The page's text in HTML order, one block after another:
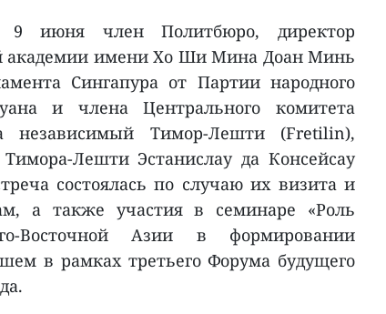
июня член Политбюро, директор
академии имени Хо Ши Мина Доан Минь
Сингапура от Партии народного
и члена Центрального комитета
независимый Тимор-Лешти (Fretilin),
Лешти Эстанислау да Консейсау
состоялась по случаю их визита и
а также участия в семинаре «Роль
Восточной Азии в формировании
в рамках третьего Форума будущего